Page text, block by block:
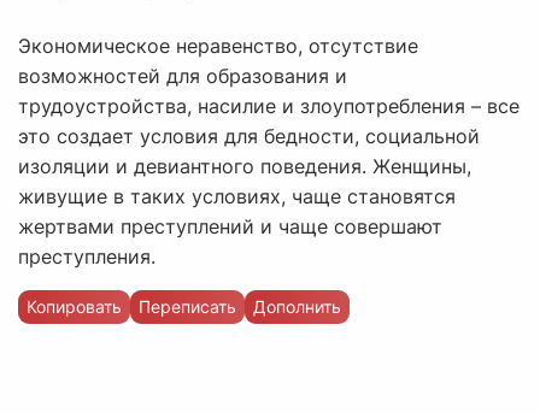
Экономическое неравенство, отсутствие
возможностей для образования и
трудоустройства, насилие и злоупотребления – все
это создает условия для бедности, социальной
изоляции и девиантного поведения. Женщины,
живущие в таких условиях, чаще становятся
жертвами преступлений и чаще совершают
преступления.
Копировать Переписать Дополнить